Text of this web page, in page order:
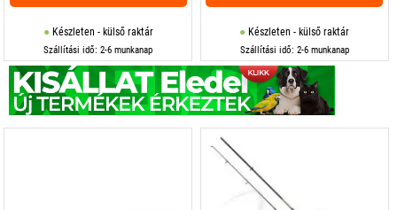
Készleten - külső raktár
Szállítási idő: 2-6 munkanap
Készleten - külső raktár
Szállítási idő: 2-6 munkanap